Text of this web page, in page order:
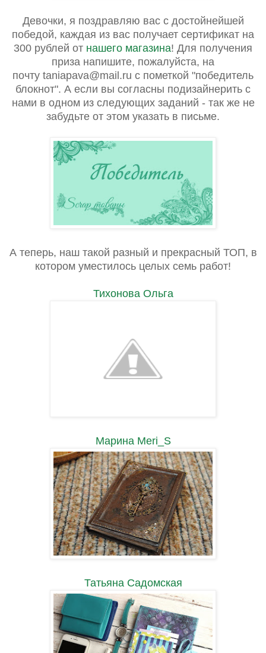
Девочки, я поздравляю вас с достойнейшей
победой, каждая из вас получает сертификат на
300 рублей от нашего магазина! Для получения
приза напишите, пожалуйста, на
почту taniapava@mail.ru с пометкой "победитель
блокнот". А если вы согласны подизайнерить с
нами в одном из следующих заданий - так же не
забудьте от этом указать в письме.
А теперь, наш такой разный и прекрасный ТОП, в
котором уместилось целых семь работ!
Тихонова Ольга
Марина Meri_S
Татьяна Садомская